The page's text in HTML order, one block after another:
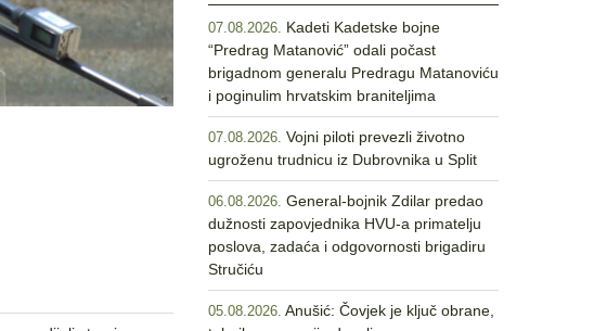
07.08.2026. Kadeti Kadetske bojne
“Predrag Matanović” odali počast
brigadnom generalu Predragu Matanoviću
i poginulim hrvatskim braniteljima
07.08.2026. Vojni piloti prevezli životno
ugroženu trudnicu iz Dubrovnika u Split
06.08.2026. General-bojnik Zdilar predao
dužnosti zapovjednika HVU-a primatelju
poslova, zadaća i odgovornosti brigadiru
Stručiću
05.08.2026. Anušić: Čovjek je ključ obrane,